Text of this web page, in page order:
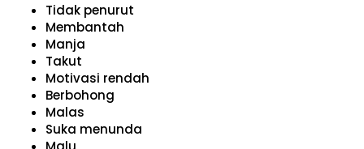
Tidak penurut
Membantah
Manja
Takut
Motivasi rendah
Berbohong
Malas
Suka menunda